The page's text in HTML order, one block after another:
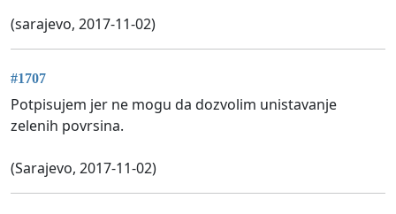
(sarajevo, 2017-11-02)
#1707
Potpisujem jer ne mogu da dozvolim unistavanje
zelenih povrsina.
(Sarajevo, 2017-11-02)